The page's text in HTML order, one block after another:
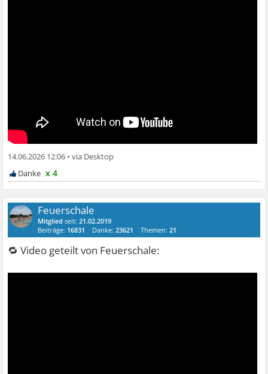
14.06.2026 12:06 •
x 4
Feuerschale
Mitglied seit:21.02.2019
Beiträge: 16831 Danke:23621 Themen:21
🔁 Video geteilt von Feuerschale: